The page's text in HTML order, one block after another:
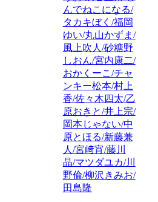
んでねこになる/
タカキぼく/福岡
ゆい/丸山かずま/
風上吹人/砂糖野
しおん/宮内康二/
おかくーこ/チャ
ンキー松本/村上
香/佐々木四太/乙
原おきと/井上宗/
岡本じゃない/中
原とほる/新藤兼
人/宮﨑宵/藤川
晶/マツダユカ/川
野倫/柳沢きみお/
田島隆